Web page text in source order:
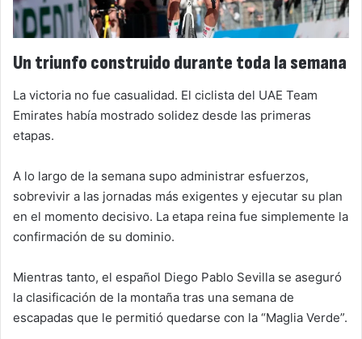
Un triunfo construido durante toda la semana
La victoria no fue casualidad. El ciclista del UAE Team
Emirates había mostrado solidez desde las primeras
etapas.
A lo largo de la semana supo administrar esfuerzos,
sobrevivir a las jornadas más exigentes y ejecutar su plan
en el momento decisivo. La etapa reina fue simplemente la
confirmación de su dominio.
Mientras tanto, el español Diego Pablo Sevilla se aseguró
la clasificación de la montaña tras una semana de
escapadas que le permitió quedarse con la “Maglia Verde”.